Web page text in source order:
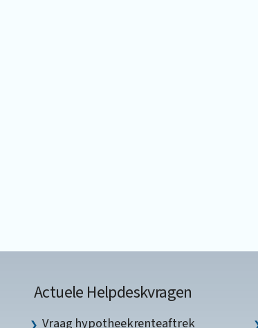
Actuele Helpdeskvragen
Vraag hypotheekrenteaftrek